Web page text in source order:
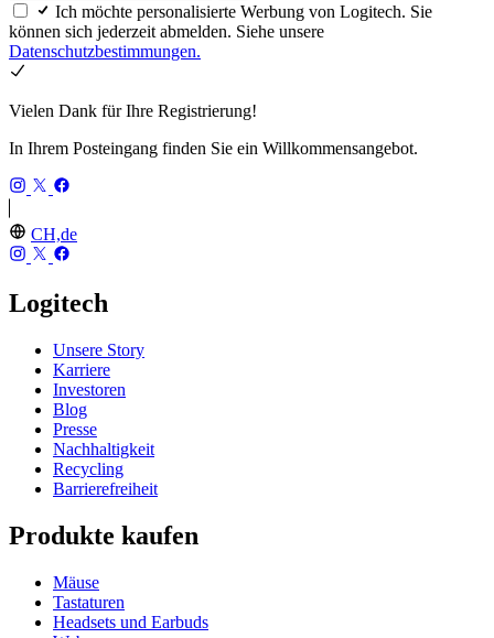
Ich möchte personalisierte Werbung von Logitech. Sie
können sich jederzeit abmelden. Siehe unsere
Datenschutzbestimmungen.
Vielen Dank für Ihre Registrierung!
In Ihrem Posteingang finden Sie ein Willkommensangebot.
CH,de
Logitech
Unsere Story
Karriere
Investoren
Blog
Presse
Nachhaltigkeit
Recycling
Barrierefreiheit
Produkte kaufen
Mäuse
Tastaturen
Headsets und Earbuds